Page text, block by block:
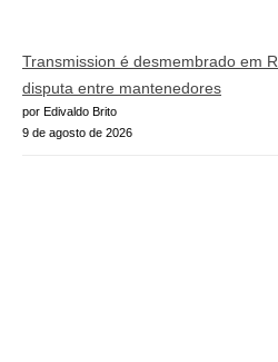
Transmission é desmembrado em
disputa entre mantenedores
por Edivaldo Brito
9 de agosto de 2026